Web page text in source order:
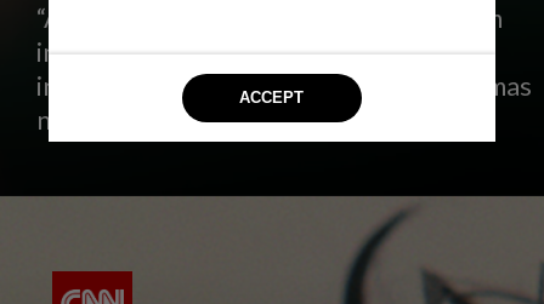
“A Paixão Segundo G.H” já foi exibida em
importantes festivais nacionais e
internacionais. A estreia oficial em cinemas
nacionais ocorrerá no dia 11 de abril